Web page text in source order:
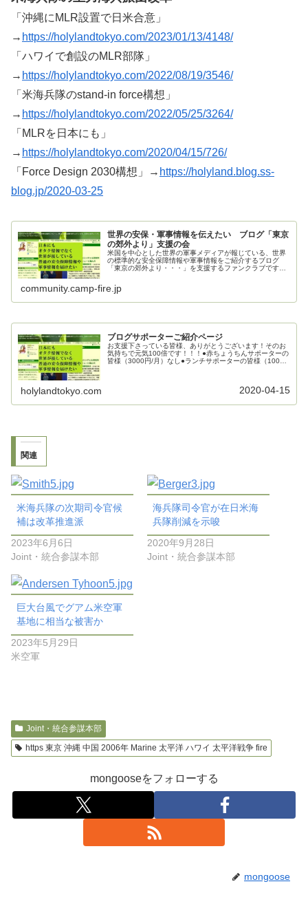
「沖縄にMLR設置で日米合意」
→ https://holylandtokyo.com/2023/01/13/4148/
「ハワイで創設のMLR部隊」
→ https://holylandtokyo.com/2022/08/19/3546/
「米海兵隊のstand-in force構想」
→ https://holylandtokyo.com/2022/05/25/3264/
「MLRを日本にも」
→ https://holylandtokyo.com/2020/04/15/726/
「Force Design 2030構想」→ https://holyland.blog.ss-
blog.jp/2020-03-25
世界の安保・軍事情報を伝えたい ブログ「東京
の郊外より」支援の会
米国を中心とした世界の軍事メディアが報じている、世界
の標準的な安全保障情報や軍事情報をご紹介するブログ
「東京の郊外より・・・」を支援するファンクラブです。
community.camp-fire.jp
ブログサポーターご紹介ページ
お支援下さっている皆様、ありがとうございます！そのお
気持ちで元気100倍です！！！●赤ちょうちんサポーターの
皆様（3000円/月）なし●ランチサポーターの皆様（1000
holylandtokyo.com 2020-04-15
関連
米海兵隊の次期司令官候
補は改革推進派
2023年6月6日
Joint・統合参謀本部
海兵隊司令官が在日米海
兵隊削減を示唆
2020年9月28日
Joint・統合参謀本部
巨大台風でグアム米空軍
基地に相当な被害か
2023年5月29日
米空軍
Joint・統合参謀本部
https 東京 沖縄 中国 2006年 Marine 太平洋 ハワイ 太平洋戦争 fire
mongooseをフォローする
mongoose